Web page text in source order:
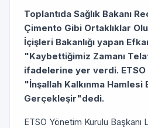
Toplantıda Sağlık Bakanı
Çimento Gibi Ortaklıklar
İçişleri Bakanlığı yapan
"Kaybettiğimiz Zamanı
ifadelerine yer verdi. ETSO
"İnşallah Kalkınma Hamlesi
Gerçekleşir"dedi.
ETSO Yönetim Kurulu